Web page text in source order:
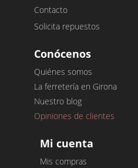
Contacto
Solicita repuestos
Conócenos
Quiénes somos
La ferretería en Girona
Nuestro blog
Opiniones de clientes
Mi cuenta
Mis compras